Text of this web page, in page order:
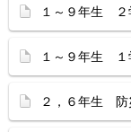
１～９年生 ２
１～９年生 １
２，６年生 防